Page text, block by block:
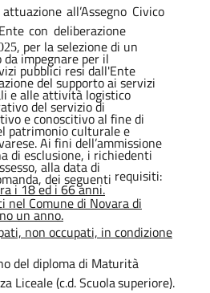
attuazione all’Assegno Civico
Ente con deliberazione
, per la selezione di un
impegnare per il
pubblici resi dall'Ente
del supporto ai servizi
e alle attività logistico
del servizio di
e conoscitivo al fine di
patrimonio culturale e
Ai fini dell’ammissione
di esclusione, i richiedenti
alla data di
dei seguenti requisiti:
i 18 ed i 66 anni.
nel Comune di Novara di
un anno.
non occupati, in condizione
del diploma di Maturità
Liceale(c.d. Scuolasuperiore).